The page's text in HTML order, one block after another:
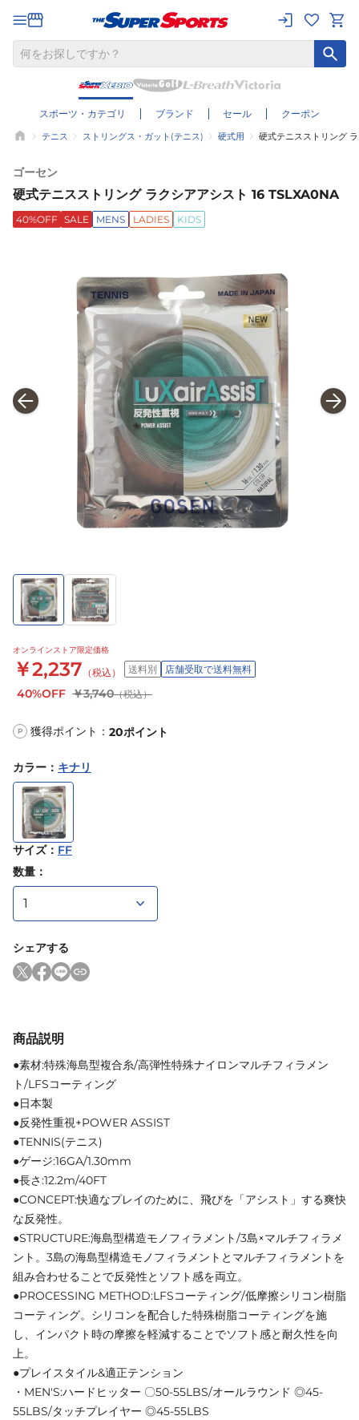
スポーツ・カテゴリ ブランド セール クーポン
テニス ストリングス・ガット(テニス) 硬式用 硬式テニスストリング
ゴーセン
硬式テニスストリング ラクシアアシスト 16 TSLXA0NA
40%OFF SALE MENS LADIES KIDS
オンラインストア限定価格
￥2,237 （税込） 送料別 店舗受取で送料無料
40%OFF ￥3,740（税込）
P 獲得ポイント： 20ポイント
カラー ： キナリ
サイズ： FF
数量：
シェアする
商品説明
●素材:特殊海島型複合糸/高弾性特殊ナイロンマルチフィラメン
ト/LFSコーティング
●日本製
●反発性重視+POWER ASSIST
●TENNIS(テニス)
●ゲージ:16GA/1.30mm
●長さ:12.2m/40FT
●CONCEPT:快適なプレイのために、飛びを「アシスト」する爽快
な反発性。
●STRUCTURE:海島型構造モノフィラメント/3島×マルチフィラメ
ント。3島の海島型構造モノフィラメントとマルチフィラメントを
組み合わせることで反発性とソフト感を両立。
●PROCESSING METHOD:LFSコーティング/低摩擦シリコン樹脂
コーティング。シリコンを配合した特殊樹脂コーティングを施
し、インパクト時の摩擦を軽減することでソフト感と耐久性を向
上。
●プレイスタイル&適正テンション
・MEN'S:ハードヒッター 〇50-55LBS/オールラウンド ◎45-
55LBS/タッチプレイヤー ◎45-55LBS